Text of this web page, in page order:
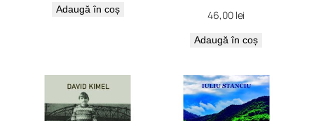
Adaugă în coș 46,00 lei
Adaugă în coș